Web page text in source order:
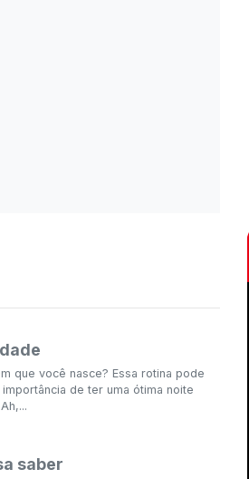
que você nasce? Essa rotina pode
de ter uma ótima noite
saber